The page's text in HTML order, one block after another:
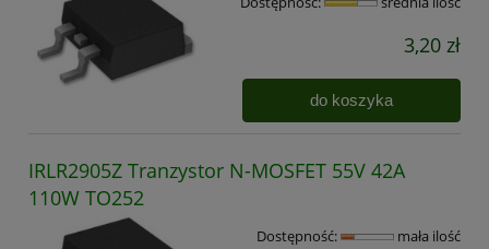
3,20 zł
do koszyka
IRLR2905Z Tranzystor N-MOSFET 55V 42A
110W TO252
Dostępność: mała ilość